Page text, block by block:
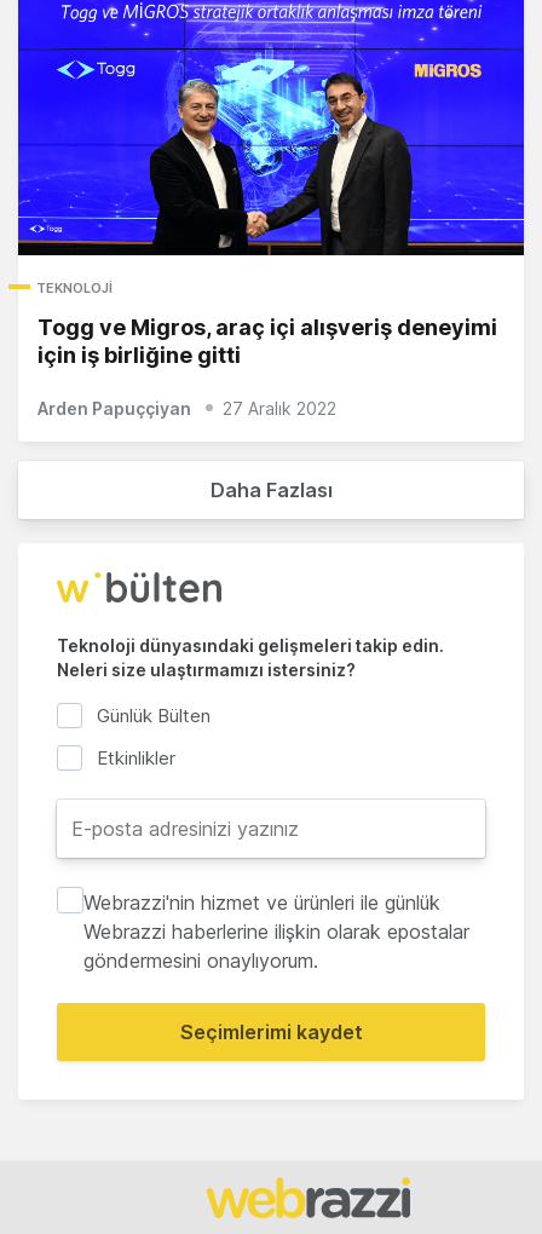
TEKNOLOJI
Togg ve Migros, araç içi alışveriş deneyimi
için iş birliğine gitti
Arden Papuççiyan 27 Aralık 2022
Daha Fazlası
Teknoloji dünyasındaki gelişmeleri takip edin.
Neleri size ulaştırmamızı istersiniz?
Günlük Bülten
Etkinlikler
Webrazzi'nin hizmet ve ürünleri ile günlük
Webrazzi haberlerine ilişkin olarak epostalar
göndermesini onaylıyorum.
Seçimlerimi kaydet